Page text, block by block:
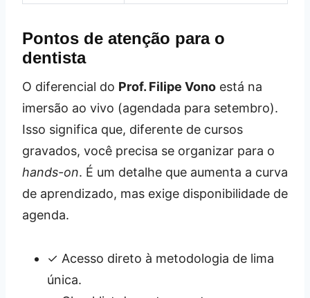
Pontos de atenção para o
dentista
O diferencial do Prof. Filipe Vono está na
imersão ao vivo (agendada para setembro).
Isso significa que, diferente de cursos
gravados, você precisa se organizar para o
hands-on. É um detalhe que aumenta a curva
de aprendizado, mas exige disponibilidade de
agenda.
✓ Acesso direto à metodologia de lima
única.